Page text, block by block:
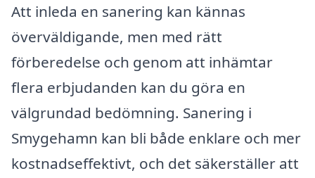
Att inleda en sanering kan kännas
överväldigande, men med rätt
förberedelse och genom att inhämtar
flera erbjudanden kan du göra en
välgrundad bedömning. Sanering i
Smygehamn kan bli både enklare och mer
kostnadseffektivt, och det säkerställer att